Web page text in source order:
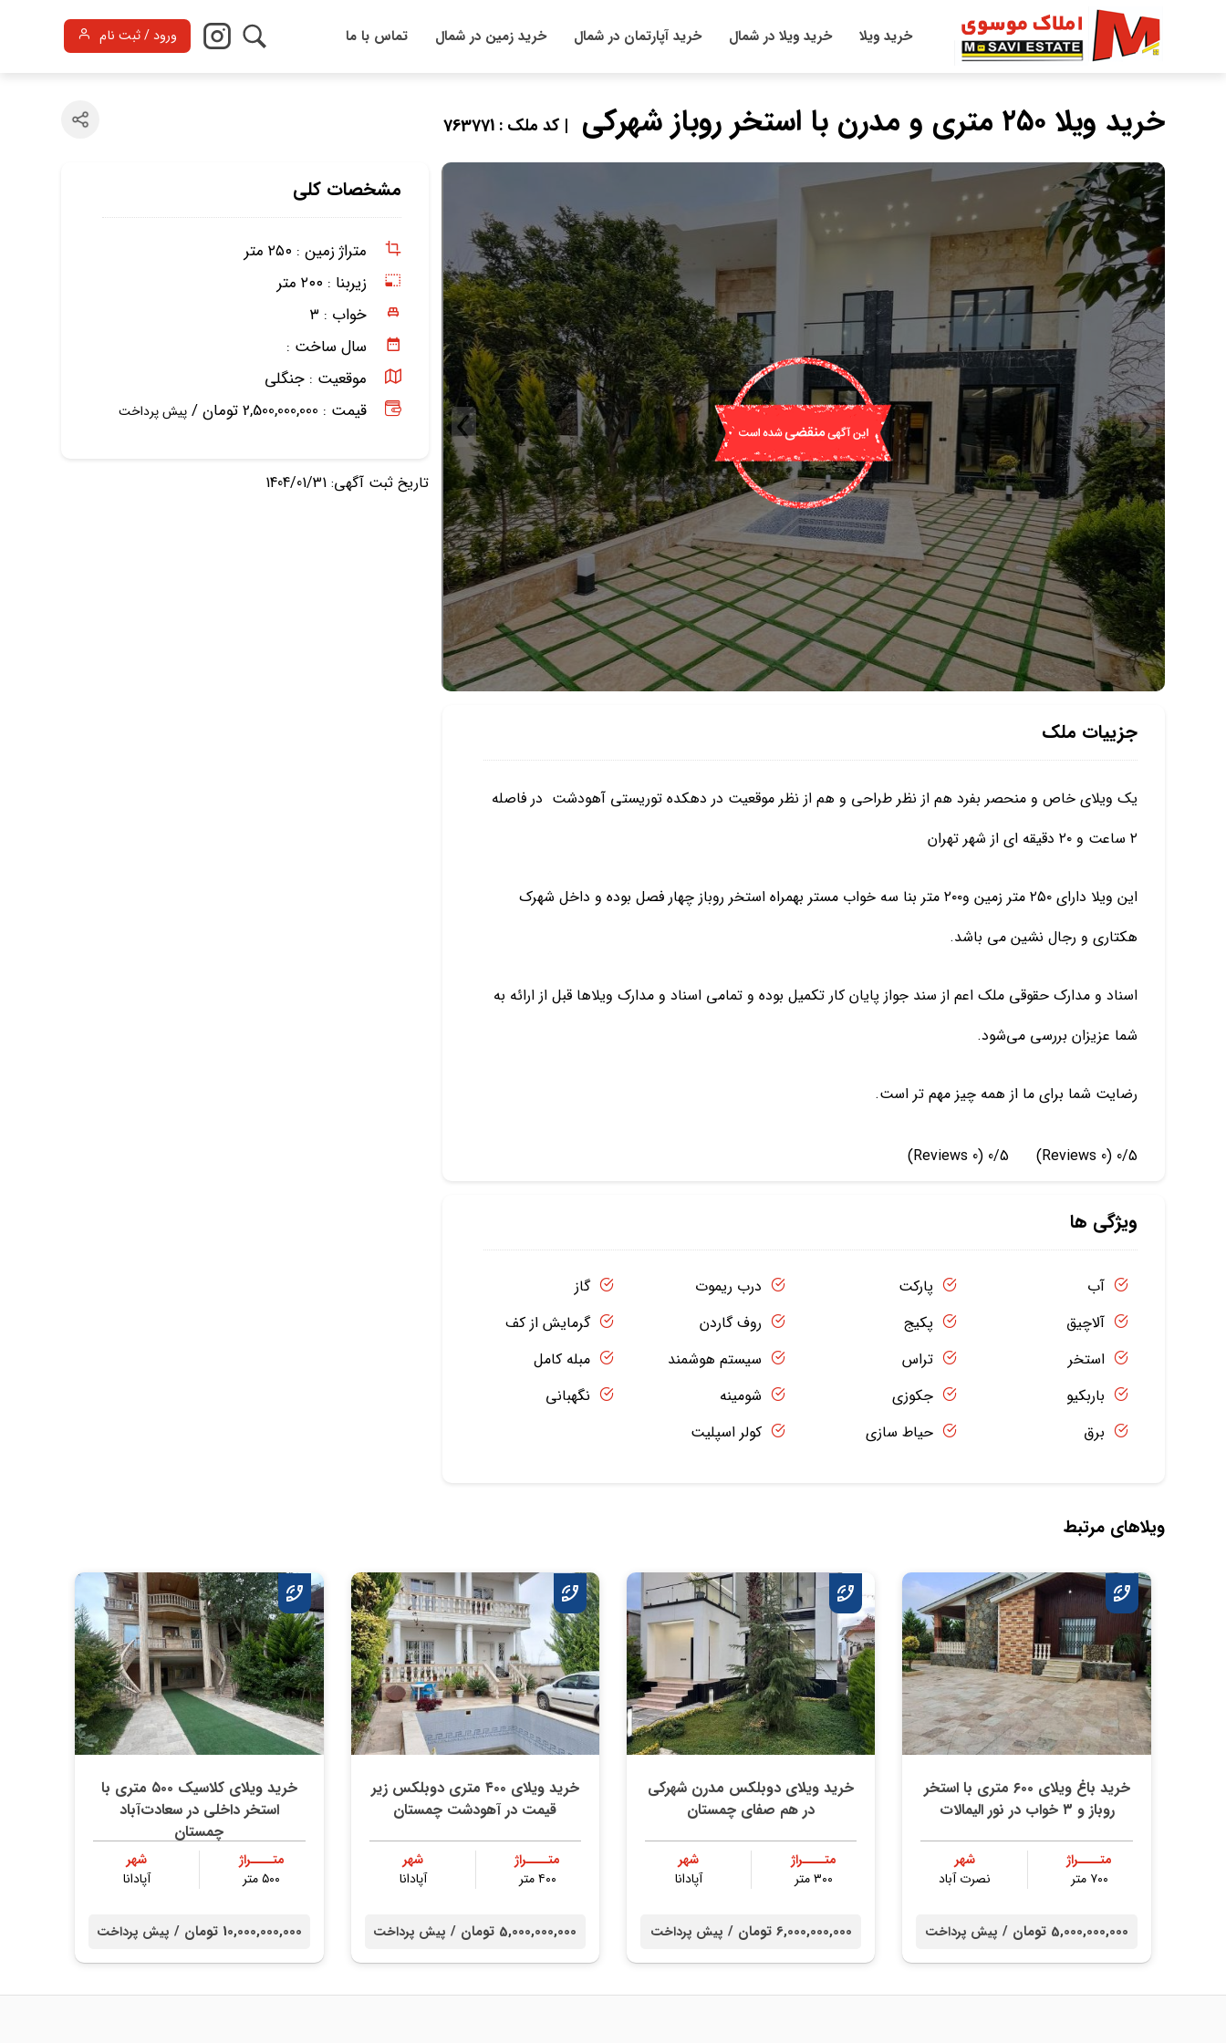
خرید ویلا خرید ویلا در شمال خرید آپارتمان در شمال خرید زمین در شمال تماس با ما ورود / ثبت نام
خرید ویلا ۲۵۰ متری و مدرن با استخر روباز شهرکی | کد ملک : 763771
مشخصات کلی
متراژ زمین : ۲۵۰ متر
زیربنا : ۲۰۰ متر
خواب : ۳
سال ساخت :
موقعیت : جنگلی
قیمت : 2,500,000,000 تومان /
پیش پرداخت
تاریخ ثبت آگهی: 1404/01/31
جزییات ملک
یک ویلای خاص و منحصر بفرد هم از نظر طراحی و هم از نظر موقعیت در دهکده توریستی آهودشت در فاصله
۲ ساعت و ۲۰ دقیقه ای از شهر تهران
این ویلا دارای ۲۵۰ متر زمین و۲۰۰ متر بنا سه خواب مستر بهمراه استخر روباز چهار فصل بوده و داخل شهرک
هکتاری و رجال نشین می باشد.
اسناد و مدارک حقوقی ملک اعم از سند جواز پایان کار تکمیل بوده و تمامی اسناد و مدارک ویلاها قبل از ارائه به
شما عزیزان بررسی می‌شود.
رضایت شما برای ما از همه چیز مهم تر است.
0/5
(0 Reviews)
0/5
(0 Reviews)
ویژگی ها
آب
آلاچیق
استخر
باربکیو
برق
پارکت
پکیج
تراس
جکوزی
حیاط سازی
درب ریموت
روف گاردن
سیستم هوشمند
شومینه
کولر اسپلیت
گاز
گرمایش از کف
مبله کامل
نگهبانی
ویلاهای مرتبط
خرید باغ ویلای ۶۰۰ متری با استخر
روباز و ۳ خواب در نور الیمالات
متــــراژ
۷۰۰ متر
شهر
نصرت آباد
5,000,000,000 تومان / پیش پرداخت
خرید ویلای دوبلکس مدرن شهرکی
در هم صفای چمستان
متــــراژ
۳۰۰ متر
شهر
آپادانا
6,000,000,000 تومان / پیش پرداخت
خرید ویلای ۴۰۰ متری دوبلکس زیر
قیمت در آهودشت چمستان
متــــراژ
۴۰۰ متر
شهر
آپادانا
5,000,000,000 تومان / پیش پرداخت
خرید ویلای کلاسیک ۵۰۰ متری با
استخر داخلی در سعادت‌آباد
چمستان
متــــراژ
۵۰۰ متر
شهر
آپادانا
10,000,000,000 تومان / پیش پرداخت